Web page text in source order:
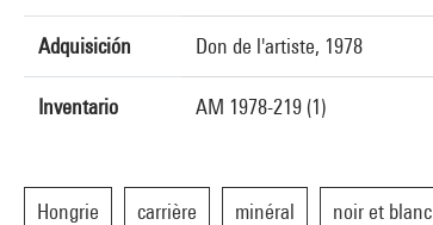
Adquisición Don de l'artiste, 1978
Inventario AM 1978-219 (1)
Hongrie carrière minéral noir et blanc